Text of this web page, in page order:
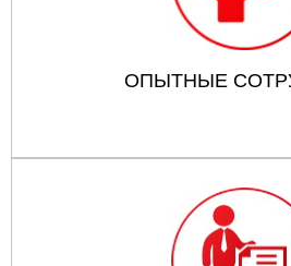
ОПЫТНЫЕ